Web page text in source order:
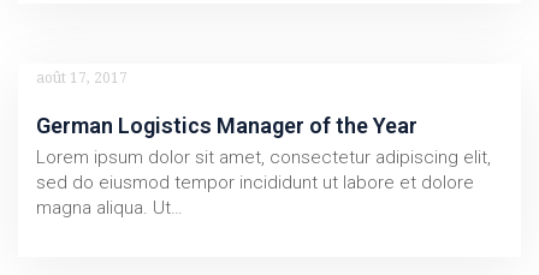
août 17, 2017
German Logistics Manager of the Year
Lorem ipsum dolor sit amet, consectetur adipiscing elit,
sed do eiusmod tempor incididunt ut labore et dolore
magna aliqua. Ut…